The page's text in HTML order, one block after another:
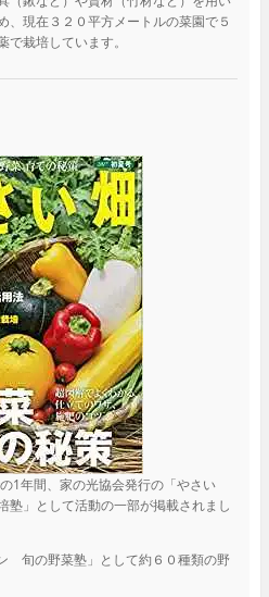
、現在３２０平方メートルの菜園で５
で栽培しています。
1年間、家の光協会発行の「やさい
」として活動の一部が掲載されまし
旬の野菜塾」として約６０種類の野